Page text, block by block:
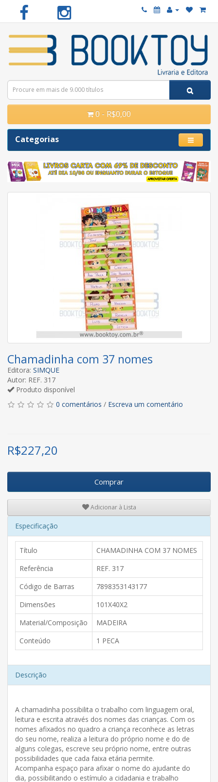
0 - R$0,00
Categorias
Chamadinha com 37 nomes
Editora: SIMQUE
Autor: REF. 317
Produto disponível
0 comentários / Escreva um comentário
R$227,20
Comprar
Adicionar à Lista
Especificação
Título
CHAMADINHA COM 37 NOMES
Referência
REF. 317
Código de Barras
7898353143177
Dimensões
101X40X2
Material/Composição
MADEIRA
Conteúdo
1 PECA
Descrição
A chamadinha possibilita o trabalho com linguagem oral,
leitura e escrita através dos nomes das crianças. Com os
nomes afixados no quadro a criança reconhece as letras
do seu nome, realiza a leitura do próprio nome e do de
alguns colegas, escreve seu próprio nome, entre outras
possibilidades que cada faixa etária permite.
Acompanha espaço para afixar o nome do ajudante do
dia, possibilitando o estímulo a cidadania e trabalho